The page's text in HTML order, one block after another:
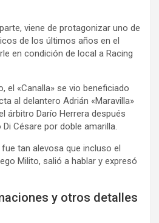
viene de protagonizar uno de
de los últimos años en el
en condición de local a Racing
el «Canalla» se vio beneficiado
al delantero Adrián «Maravilla»
árbitro Darío Herrera después
Césare por doble amarilla.
tan alevosa que incluso el
Milito, salió a hablar y expresó
y otros detalles